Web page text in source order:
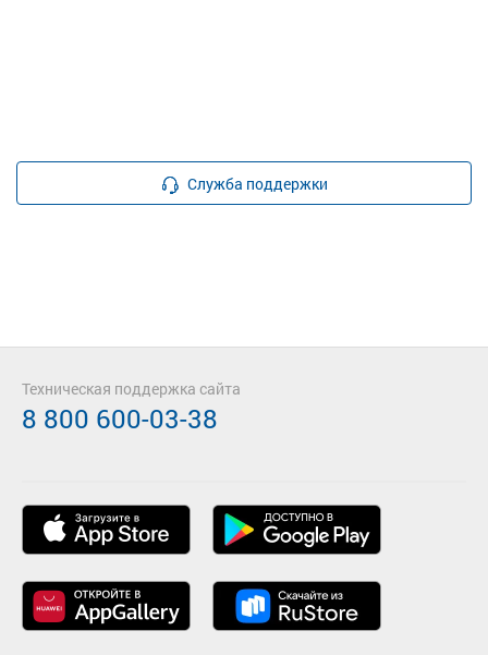
Служба поддержки
Техническая поддержка сайта
8 800 600-03-38